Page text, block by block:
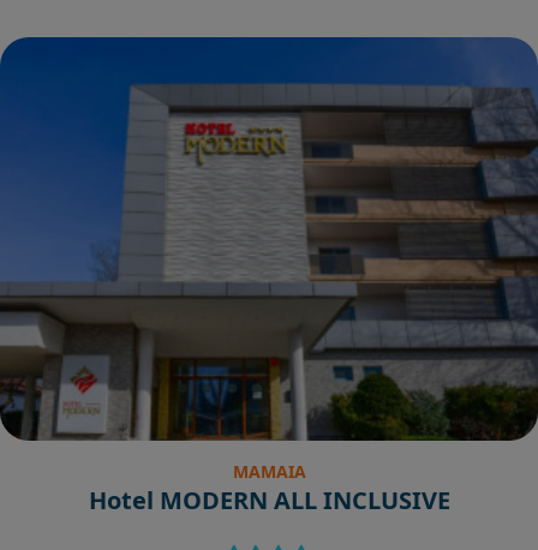
MAMAIA
Hotel MODERN ALL INCLUSIVE